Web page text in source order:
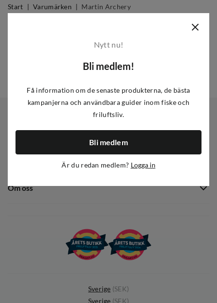
Start Varumärken Martin Archery
Dataskyddspolicy
Sortiment
Om oss
Sverige (SEK)
Sverige (SEK)
Nytt nu!
Bli medlem!
Få information om de senaste produkterna, de bästa
kampanjerna och användbara guider inom fiske och
friluftsliv.
Bli medlem
Är du redan medlem? Logga in